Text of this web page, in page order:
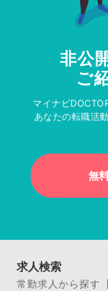
非公
ご
マイナビ
あなたの転職活
無
求人検索
常勤求人から探す